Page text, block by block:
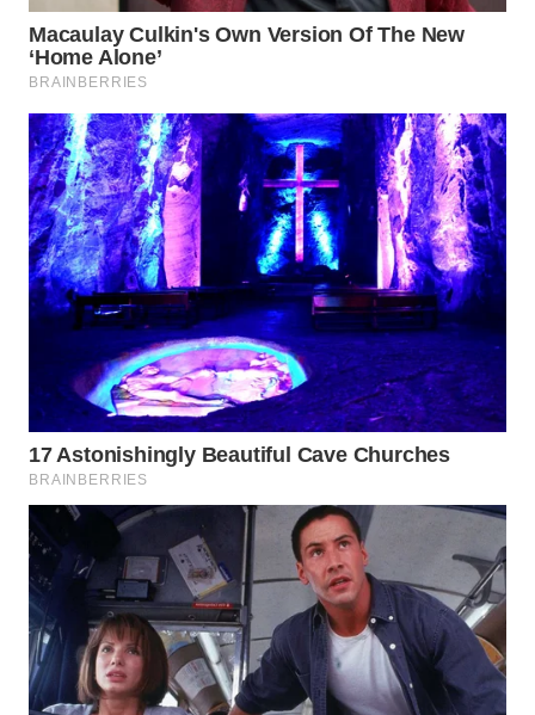
PAKPAK
WN
KARAWANG
WN
BEKASI
WN
BOGOR
DEPOK
WN
TAPANULI
WN
SAMOSIR
WN
PADANG
LAWAS